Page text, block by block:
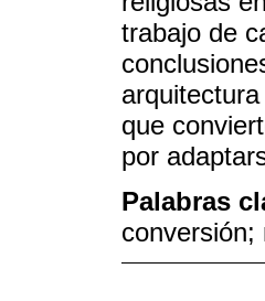
trabajo de
que
por
Palabras
conversión;